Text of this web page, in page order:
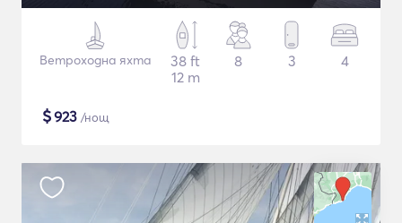
Ветроходна яхта
38 ft
12 m
8 3 4
$923 /нощ